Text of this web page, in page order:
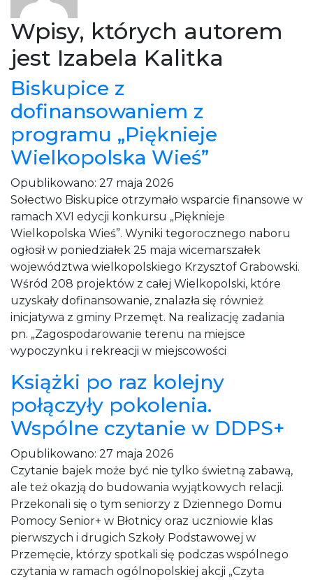
Wpisy, których autorem
jest Izabela Kalitka
Biskupice z
dofinansowaniem z
programu „Pięknieje
Wielkopolska Wieś”
Opublikowano: 27 maja 2026
Sołectwo Biskupice otrzymało wsparcie finansowe w
ramach XVI edycji konkursu „Pięknieje
Wielkopolska Wieś”. Wyniki tegorocznego naboru
ogłosił w poniedziałek 25 maja wicemarszałek
województwa wielkopolskiego Krzysztof Grabowski.
Wśród 208 projektów z całej Wielkopolski, które
uzyskały dofinansowanie, znalazła się również
inicjatywa z gminy Przemęt. Na realizację zadania
pn. „Zagospodarowanie terenu na miejsce
wypoczynku i rekreacji w miejscowości
Książki po raz kolejny
połączyły pokolenia.
Wspólne czytanie w DDPS+
Opublikowano: 27 maja 2026
Czytanie bajek może być nie tylko świetną zabawą,
ale też okazją do budowania wyjątkowych relacji.
Przekonali się o tym seniorzy z Dziennego Domu
Pomocy Senior+ w Błotnicy oraz uczniowie klas
pierwszych i drugich Szkoły Podstawowej w
Przemęcie, którzy spotkali się podczas wspólnego
czytania w ramach ogólnopolskiej akcji „Czyta